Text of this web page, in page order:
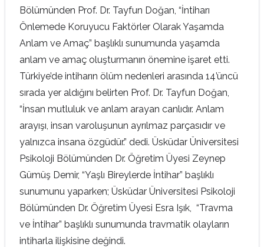
Bölümünden Prof. Dr. Tayfun Doğan, “İntiharı
Önlemede Koruyucu Faktörler Olarak Yaşamda
Anlam ve Amaç” başlıklı sunumunda yaşamda
anlam ve amaç oluşturmanın önemine işaret etti.
Türkiye’de intiharın ölüm nedenleri arasında 14’üncü
sırada yer aldığını belirten Prof. Dr. Tayfun Doğan,
“İnsan mutluluk ve anlam arayan canlıdır. Anlam
arayışı, insan varoluşunun ayrılmaz parçasıdır ve
yalnızca insana özgüdür.” dedi. Üsküdar Üniversitesi
Psikoloji Bölümünden Dr. Öğretim Üyesi Zeynep
Gümüş Demir, “Yaşlı Bireylerde İntihar” başlıklı
sunumunu yaparken; Üsküdar Üniversitesi Psikoloji
Bölümünden Dr. Öğretim Üyesi Esra Işık, “Travma
ve İntihar” başlıklı sunumunda travmatik olayların
intiharla ilişkisine değindi.